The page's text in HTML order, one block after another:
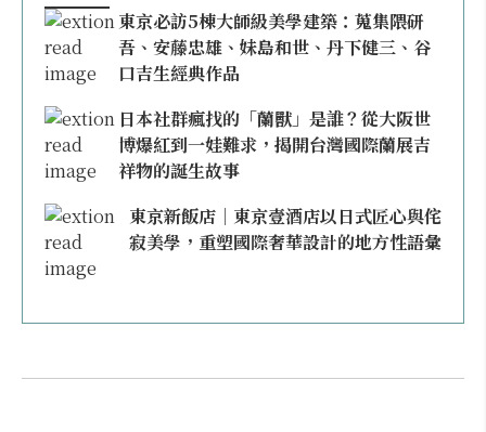
東京必訪5棟大師級美學建築：蒐集隈研
吾、安藤忠雄、妹島和世、丹下健三、谷
口吉生經典作品
日本社群瘋找的「蘭獸」是誰？從大阪世
博爆紅到一娃難求，揭開台灣國際蘭展吉
祥物的誕生故事
東京新飯店｜東京壹酒店以日式匠心與侘
寂美學，重塑國際奢華設計的地方性語彙